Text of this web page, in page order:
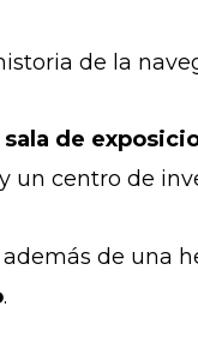
de la
sala de
un centro de
de una
.